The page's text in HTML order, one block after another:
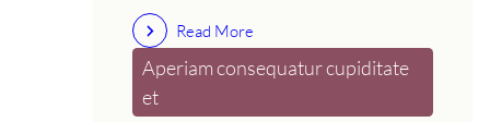
Read More
Aperiam consequatur cupiditate
et